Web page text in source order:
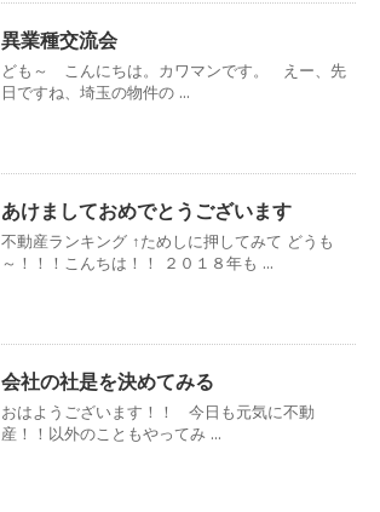
異業種交流会
ども～ こんにちは。カワマンです。 えー、先
日ですね、埼玉の物件の ...
あけましておめでとうございます
不動産ランキング ↑ためしに押してみて どうも
～！！！こんちは！！ ２０１８年も ...
会社の社是を決めてみる
おはようございます！！ 今日も元気に不動
産！！以外のこともやってみ ...